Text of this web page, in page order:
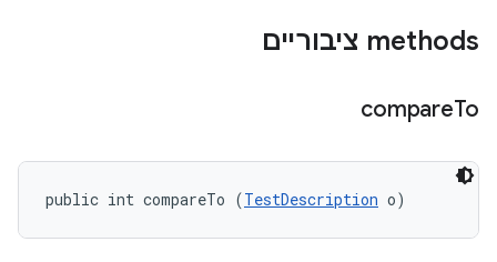
‫methods ציבוריים
compareTo
public int compareTo (TestDescription o)